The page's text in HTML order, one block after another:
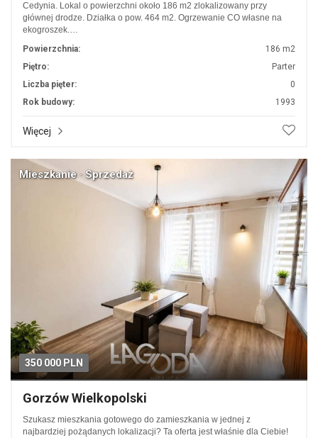
Cedynia. Lokal o powierzchni około 186 m2 zlokalizowany przy
głównej drodze. Działka o pow. 464 m2. Ogrzewanie CO własne na
ekogroszek.…
Powierzchnia:
186 m2
Piętro:
Parter
Liczba pięter:
0
Rok budowy:
1993
Więcej
350 000 PLN
Mieszkanie · Sprzedaż
Gorzów Wielkopolski
Szukasz mieszkania gotowego do zamieszkania w jednej z
najbardziej pożądanych lokalizacji? Ta oferta jest właśnie dla Ciebie!